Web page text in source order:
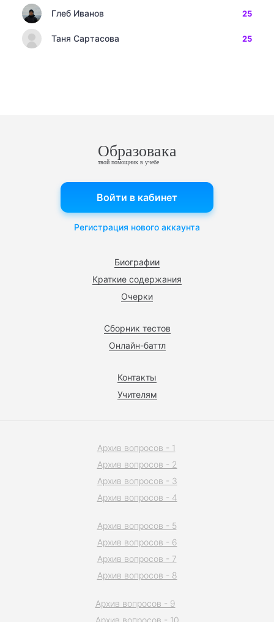
Глеб Иванов 25
Таня Сартасова 25
Образовака
твой помощник в учебе
Биографии
Краткие содержания
Очерки
Сборник тестов
Онлайн-баттл
Контакты
Учителям
Войти в кабинет
Регистрация нового аккаунта
Архив вопросов - 1
Архив вопросов - 2
Архив вопросов - 3
Архив вопросов - 4
Архив вопросов - 5
Архив вопросов - 6
Архив вопросов - 7
Архив вопросов - 8
Архив вопросов - 9
Архив вопросов - 10